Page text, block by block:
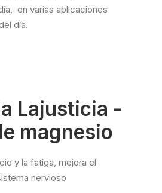
en varias aplicaciones
día.
Lajusticia -
magnesio
y la fatiga, mejora el
nervioso